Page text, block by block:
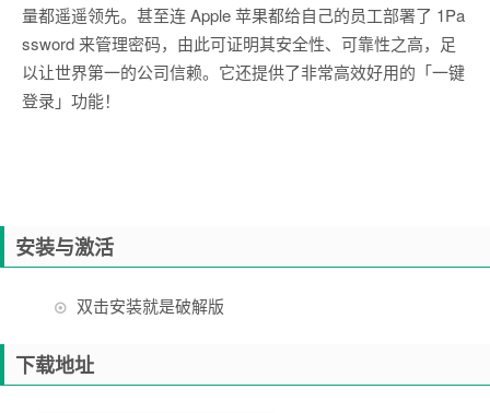
量都遥遥领先。甚至连 Apple 苹果都给自己的员工部署了 1Pa
ssword 来管理密码，由此可证明其安全性、可靠性之高，足
以让世界第一的公司信赖。它还提供了非常高效好用的「一键
登录」功能！
安装与激活
双击安装就是破解版
下载地址